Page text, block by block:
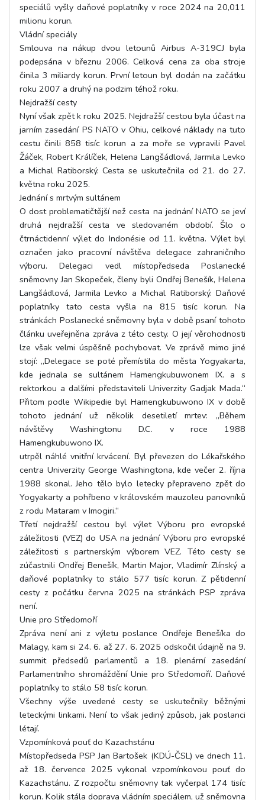
speciálů vyšly daňové poplatníky v roce 2024 na 20,011
milionu korun.
Vládní speciály
Smlouva na nákup dvou letounů Airbus A-319CJ byla
podepsána v březnu 2006. Celková cena za oba stroje
činila 3 miliardy korun. První letoun byl dodán na začátku
roku 2007 a druhý na podzim téhož roku.
Nejdražší cesty
Nyní však zpět k roku 2025. Nejdražší cestou byla účast na
jarním zasedání PS NATO v Ohiu, celkové náklady na tuto
cestu činili 858 tisíc korun a za moře se vypravili Pavel
Žáček, Robert Králíček, Helena Langšádlová, Jarmila Levko
a Michal Ratiborský. Cesta se uskutečnila od 21. do 27.
května roku 2025.
Jednání s mrtvým sultánem
O dost problematičtější než cesta na jednání NATO se jeví
druhá nejdražší cesta ve sledovaném období. Šlo o
čtrnáctidenní výlet do Indonésie od 11. května. Výlet byl
označen jako pracovní návštěva delegace zahraničního
výboru. Delegaci vedl místopředseda Poslanecké
sněmovny Jan Skopeček, členy byli Ondřej Benešík, Helena
Langšádlová, Jarmila Levko a Michal Ratiborský. Daňové
poplatníky tato cesta vyšla na 815 tisíc korun. Na
stránkách Poslanecké sněmovny byla v době psaní tohoto
článku uveřejněna zpráva z této cesty. O její věrohodnosti
lze však velmi úspěšně pochybovat. Ve zprávě mimo jiné
stojí: „Delegace se poté přemístila do města Yogyakarta,
kde jednala se sultánem Hamengkubuwonem IX. a s
rektorkou a dalšími představiteli Univerzity Gadjak Mada.“
Přitom podle Wikipedie byl Hamengkubuwono IX v době
tohoto jednání už několik desetiletí mrtev: „Během
návštěvy Washingtonu D.C. v roce 1988
Hamengkubuwono IX.
utrpěl náhlé vnitřní krvácení. Byl převezen do Lékařského
centra Univerzity George Washingtona, kde večer 2. října
1988 skonal. Jeho tělo bylo letecky přepraveno zpět do
Yogyakarty a pohřbeno v královském mauzoleu panovníků
z rodu Mataram v Imogiri.“
Třetí nejdražší cestou byl výlet Výboru pro evropské
záležitosti (VEZ) do USA na jednání Výboru pro evropské
záležitosti s partnerským výborem VEZ. Této cesty se
zúčastnili Ondřej Benešík, Martin Major, Vladimír Zlínský a
daňové poplatníky to stálo 577 tisíc korun. Z pětidenní
cesty z počátku června 2025 na stránkách PSP zpráva
není.
Unie pro Středomoří
Zpráva není ani z výletu poslance Ondřeje Benešíka do
Malagy, kam si 24. 6. až 27. 6. 2025 odskočil údajně na 9.
summit předsedů parlamentů a 18. plenární zasedání
Parlamentního shromáždění Unie pro Středomoří. Daňové
poplatníky to stálo 58 tisíc korun.
Všechny výše uvedené cesty se uskutečnily běžnými
leteckými linkami. Není to však jediný způsob, jak poslanci
létají.
Vzpomínková pouť do Kazachstánu
Místopředseda PSP Jan Bartošek (KDÚ-ČSL) ve dnech 11.
až 18. července 2025 vykonal vzpomínkovou pouť do
Kazachstánu. Z rozpočtu sněmovny tak vyčerpal 174 tisíc
korun. Kolik stála doprava vládním speciálem, už sněmovna